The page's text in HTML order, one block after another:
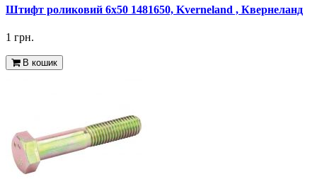
Штифт роликовий 6x50 1481650, Kverneland , Квернеланд
1 грн.
В кошик